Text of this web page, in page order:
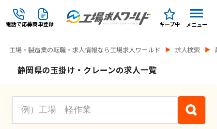
電話で応募簡単登録 キープ中 メニュー
工場・製造業の転職・求人情報なら工場求人ワールド 求人検索
静岡県の玉掛け・クレーンの求人一覧